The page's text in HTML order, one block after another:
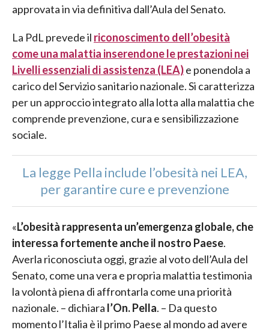
approvata in via definitiva dall’Aula del Senato.
La PdL prevede il riconoscimento dell’obesità
come una malattia inserendone le prestazioni nei
Livelli essenziali di assistenza (LEA)e ponendola a
carico del Servizio sanitario nazionale. Si caratterizza
per un approccio integrato alla lotta alla malattia che
comprende prevenzione, cura e sensibilizzazione
sociale.
La legge Pella include l’obesità nei LEA,
per garantire cure e prevenzione
«L’obesità rappresenta un’emergenza globale, che
interessa fortemente anche il nostro Paese.
Averla riconosciuta oggi, grazie al voto dell’Aula del
Senato, come una vera e propria malattia testimonia
la volontà piena di affrontarla come una priorità
nazionale. – dichiara l’On. Pella. – Da questo
momento l’Italia è il primo Paese al mondo ad avere